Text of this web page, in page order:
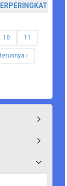
DI
10 11
›